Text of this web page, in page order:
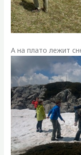
А на плато лежит